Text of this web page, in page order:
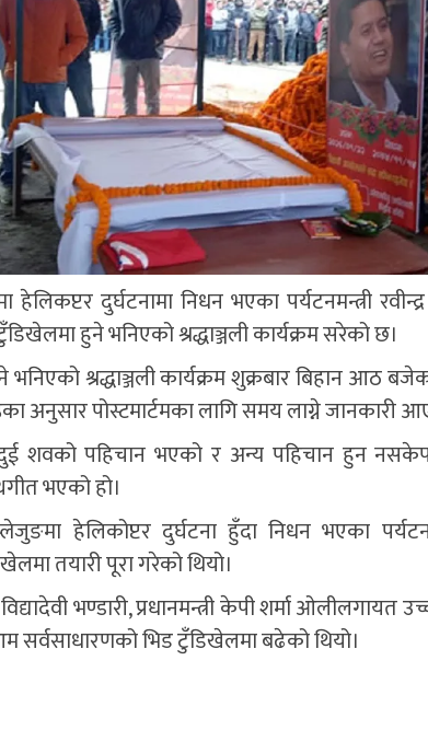
हेलिकप्टर दुर्घटनामा निधन भएका पर्यटनमन्त्री
हुने भनिएको श्रद्धाञ्जली कार्यक्रम सरेको छ।
श्रद्धाञ्जली कार्यक्रम शुक्रबार बिहान आठ
अनुसार पोस्टमार्टमका लागि समय लाग्ने जानकारी
दुई शवको पहिचान भएको र अन्य पहिचान हुन
भएको हो।
हेलिकोप्टर दुर्घटना हुँदा निधन भएका
तयारी पूरा गरेको थियो।
विद्यादेवी भण्डारी, प्रधानमन्त्री केपी शर्मा
सर्वसाधारणको भिड टुँडिखेलमा बढेको थियो।